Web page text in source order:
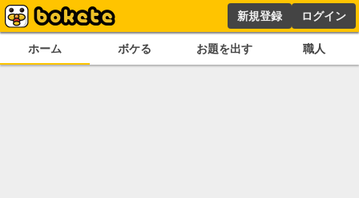
新規登録 ログイン
ホーム ボケる お題を出す 職人